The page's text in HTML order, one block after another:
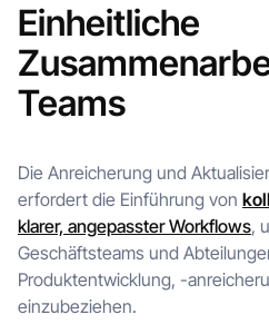
Einheitliche
Teams
Die Anreicherung und
erfordert die Einführung von
klarer, angepasster Workflows,
Geschäftsteams und
Produktentwicklung, -
einzubeziehen.